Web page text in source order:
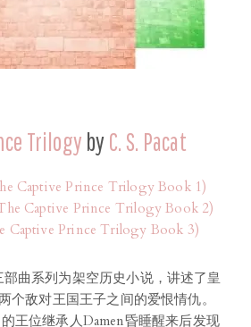
Trilogy byC. S. Pacat
Captive Prince Trilogy Book 1)
Captive Prince Trilogy Book 2)
Captive Prince Trilogy Book 3)
曲系列为架空历史小说，讲述了皇
个敌对王国王子之间的爱恨情仇。
王位继承人Damen昏睡醒来后发现